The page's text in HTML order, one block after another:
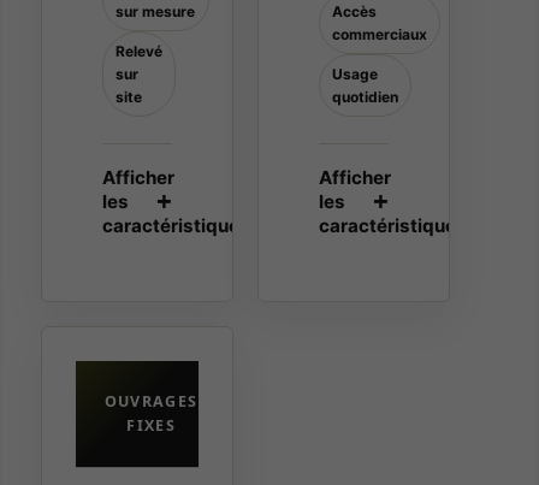
sur mesure
Relevé
sur
site
Accès
commerciaux
Usage
quotidien
OUVRAGES
FIXES